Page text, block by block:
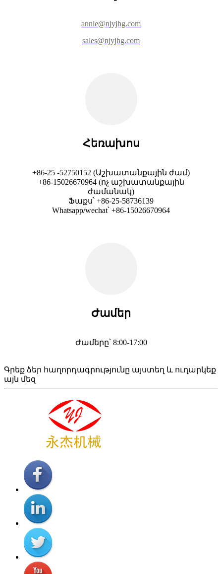
annie@njyjhg.com
sales@njyjhg.com
Հեռախոս
+86-25 -52750152 (Աշխատանքային ժամ)
+86-15026670964 (ոչ աշխատանքային
ժամանակ)
Ֆաքս՝ +86-25-58736139
Whatsapp/wechat՝ +86-15026670964
Ժամեր
Ժամերը՝ 8:00-17:00
Գրեք ձեր հաղորդագրությունը այստեղ և ուղարկեք
այն մեզ